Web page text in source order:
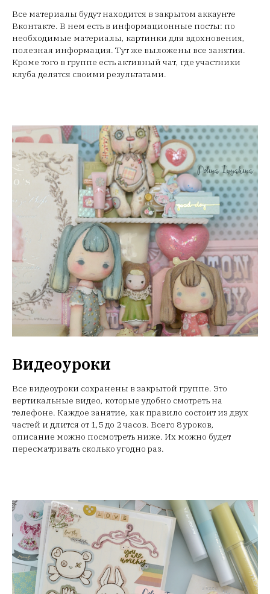
Все материалы будут находится в закрытом аккаунте
Вконтакте. В нем есть в информационные посты: по
необходимые материалы, картинки для вдохновения,
полезная информация. Тут же выложены все занятия.
Кроме того в группе есть активный чат, где участники
клуба делятся своими результатами.
Видеоуроки
Все видеоуроки сохранены в закрытой группе. Это
вертикальные видео, которые удобно смотреть на
телефоне. Каждое занятие, как правило состоит из двух
частей и длится от 1,5 до 2 часов. Всего 8 уроков,
описание можно посмотреть ниже. Их можно будет
пересматривать сколько угодно раз.